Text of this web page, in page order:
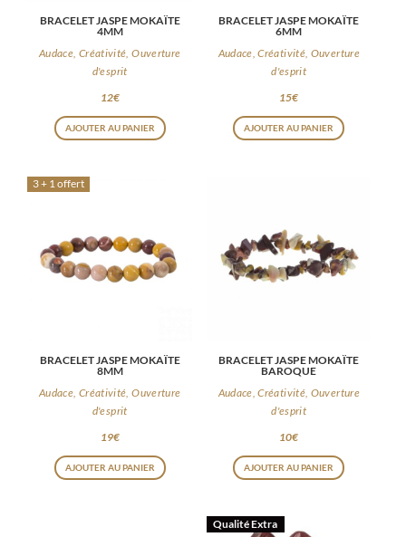
BRACELET JASPE MOKAÏTE
4MM
Audace, Créativité, Ouverture
d'esprit
12€
AJOUTER AU PANIER
BRACELET JASPE MOKAÏTE
6MM
Audace, Créativité, Ouverture
d'esprit
15€
AJOUTER AU PANIER
3 + 1 offert
BRACELET JASPE MOKAÏTE
8MM
Audace, Créativité, Ouverture
d'esprit
19€
AJOUTER AU PANIER
BRACELET JASPE MOKAÏTE
BAROQUE
Audace, Créativité, Ouverture
d'esprit
10€
AJOUTER AU PANIER
Qualité Extra